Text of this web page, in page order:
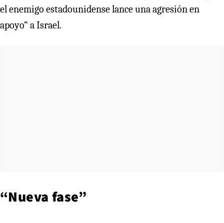
el enemigo estadounidense lance una agresión en
apoyo” a Israel.
“Nueva fase”